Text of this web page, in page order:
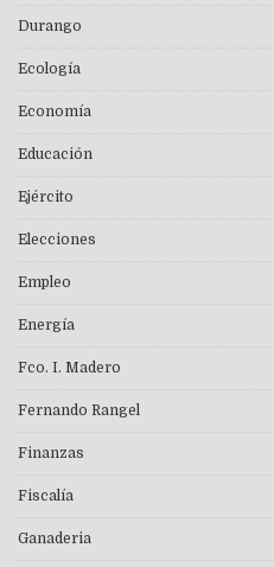
Durango
Ecología
Economía
Educación
Ejército
Elecciones
Empleo
Energía
Fco. I. Madero
Fernando Rangel
Finanzas
Fiscalía
Ganaderia